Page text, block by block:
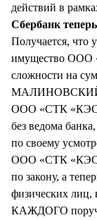
действий в
Сбербанк
Получается, что
имущество ООО
сложности на
МАЛИНОВСКИЙ,
ООО «СТК
без ведома
по своему
ООО «СТК «КЭС»
по закону, а
физических лиц,
КАЖДОГО